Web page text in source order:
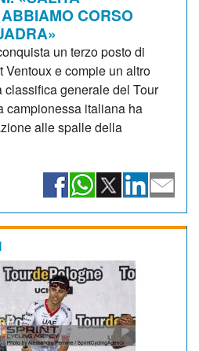
CORSO
un terzo posto di
e compie un altro
generale del Tour
campionessa italiana ha
alle spalle della